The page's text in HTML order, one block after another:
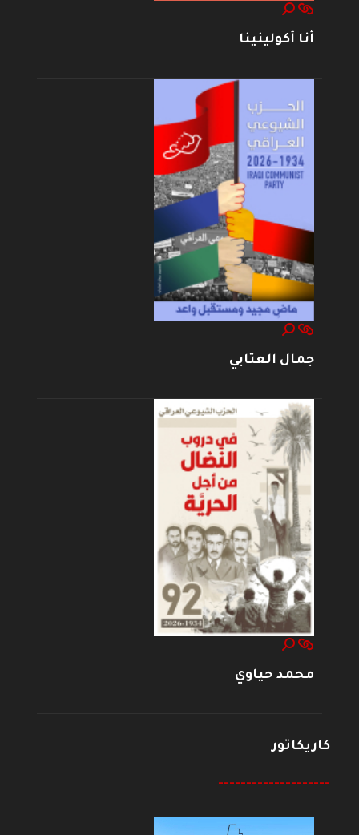
أنا أكولينينا
جمال العتابي
محمد حياوي
كاريكاتور
--------------------